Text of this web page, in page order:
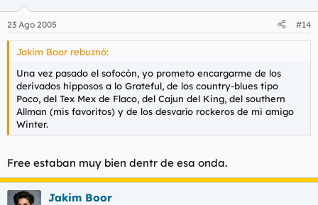
23 Ago 2005 #14
Jakim Boor rebuznó:
Una vez pasado el sofocón, yo prometo encargarme de los
derivados hipposos a lo Grateful, de los country-blues tipo
Poco, del Tex Mex de Flaco, del Cajun del King, del southern
Allman (mis favoritos) y de los desvarío rockeros de mi amigo
Winter.
Free estaban muy bien dentr de esa onda.
Jakim Boor